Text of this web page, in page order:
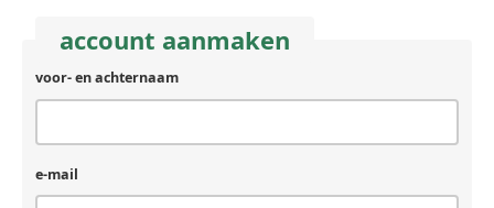
account aanmaken
voor- en achternaam
e-mail
achternaam
(laat
een
mens